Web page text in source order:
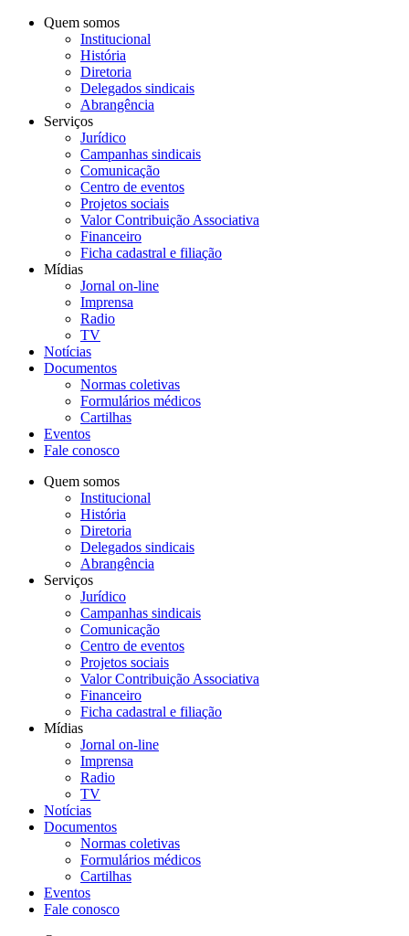
Quem somos
Institucional
História
Diretoria
Delegados sindicais
Abrangência
Serviços
Jurídico
Campanhas sindicais
Comunicação
Centro de eventos
Projetos sociais
Valor Contribuição Associativa
Financeiro
Ficha cadastral e filiação
Mídias
Jornal on-line
Imprensa
Radio
TV
Notícias
Documentos
Normas coletivas
Formulários médicos
Cartilhas
Eventos
Fale conosco
Quem somos
Institucional
História
Diretoria
Delegados sindicais
Abrangência
Serviços
Jurídico
Campanhas sindicais
Comunicação
Centro de eventos
Projetos sociais
Valor Contribuição Associativa
Financeiro
Ficha cadastral e filiação
Mídias
Jornal on-line
Imprensa
Radio
TV
Notícias
Documentos
Normas coletivas
Formulários médicos
Cartilhas
Eventos
Fale conosco